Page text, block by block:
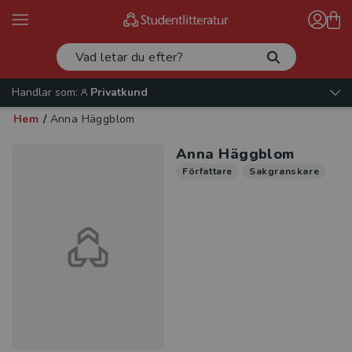
Handlar som:
Privatkund
Hem / Anna Häggblom
Anna Häggblom
Författare Sakgranskare